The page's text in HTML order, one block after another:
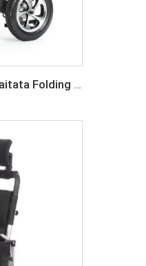
Magaan na Aluminium Alloy na Maitata Folding Electric Wheelchair